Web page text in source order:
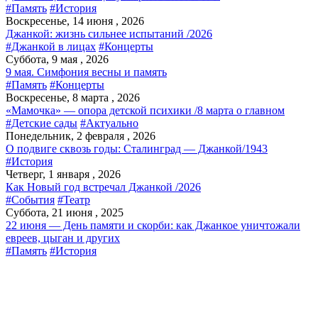
#Память #История
Воскресенье, 14 июня , 2026
Джанкой: жизнь сильнее испытаний /2026
#Джанкой в лицах #Концерты
Суббота, 9 мая , 2026
9 мая. Симфония весны и память
#Память #Концерты
Воскресенье, 8 марта , 2026
«Мамочка» — опора детской психики /8 марта о главном
#Детские сады #Актуально
Понедельник, 2 февраля , 2026
О подвиге сквозь годы: Сталинград — Джанкой/1943
#История
Четверг, 1 января , 2026
Как Новый год встречал Джанкой /2026
#События #Театр
Суббота, 21 июня , 2025
22 июня — День памяти и скорби: как Джанкое уничтожали
евреев, цыган и других
#Память #История